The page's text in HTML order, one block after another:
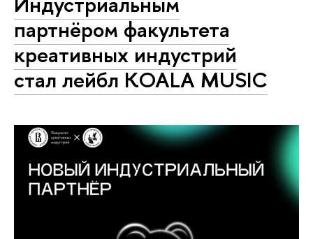
партнёром факультета
креативных индустрий
стал лейбл KOALA MUSIC